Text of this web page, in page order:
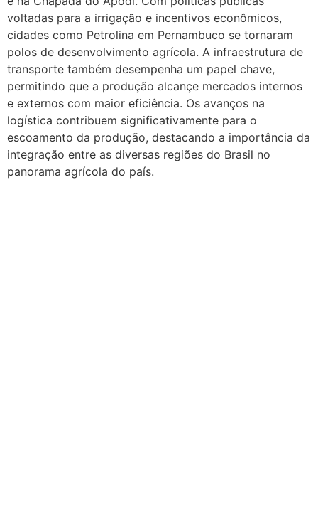
voltadas para a irrigação e incentivos econômicos,
cidades como Petrolina em Pernambuco se tornaram
polos de desenvolvimento agrícola. A infraestrutura de
transporte também desempenha um papel chave,
permitindo que a produção alcançe mercados internos
e externos com maior eficiência. Os avanços na
logística contribuem significativamente para o
escoamento da produção, destacando a importância da
integração entre as diversas regiões do Brasil no
panorama agrícola do país.